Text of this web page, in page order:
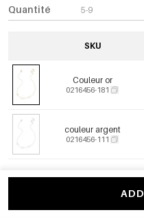
Quantité
5-9
SKU
Couleur or
0216456-181
couleur argent
0216456-111
ADD